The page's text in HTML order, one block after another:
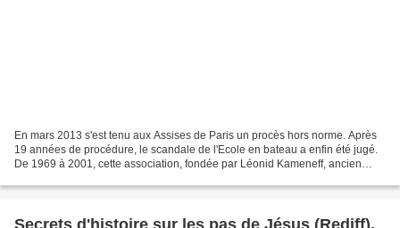
En mars 2013 s'est tenu aux Assises de Paris un procès hors norme. Après
19 années de procédure, le scandale de l'Ecole en bateau a enfin été jugé.
De 1969 à 2001, cette association, fondée par Léonid Kameneff, ancien